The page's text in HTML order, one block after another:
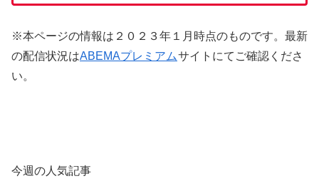
※本ページの情報は２０２３年１月時点のものです。最新
の配信状況はABEMAプレミアムサイトにてご確認くださ
い。
今週の人気記事